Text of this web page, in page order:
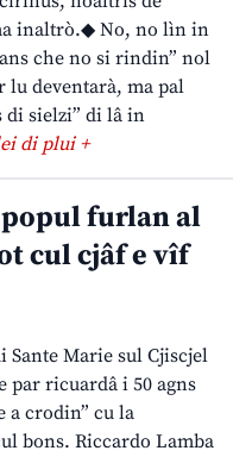
inaltrò.◆ No, no lìn in
che no si rindin” nol
lu deventarà, ma pal
di sielzi” di lâ in
di plui +
furlan al
cul cjâf e vîf
Sante Marie sul Cjiscjel
par ricuardâ i 50 agns
a crodin” cu la
bons. Riccardo Lamba